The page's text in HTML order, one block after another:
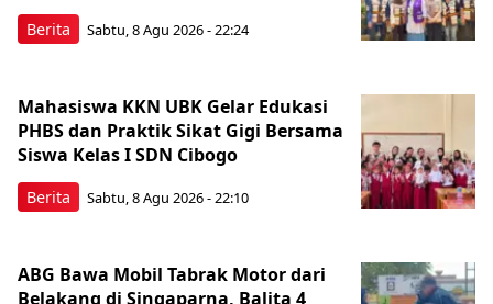
Berita Sabtu, 8 Agu 2026 - 22:24
Berita
Mahasiswa KKN UBK Gelar Edukasi
PHBS dan Praktik Sikat Gigi Bersama
Siswa Kelas I SDN Cibogo
Sabtu, 8 Agu 2026 - 22:10
ABG Bawa Mobil Tabrak Motor dari
Belakang di Singaparna, Balita 4